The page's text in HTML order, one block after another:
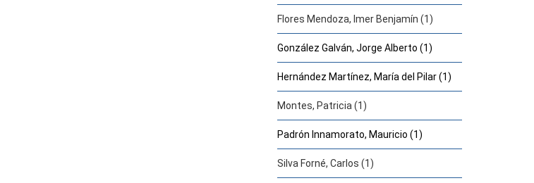
Flores Mendoza, Imer Benjamín (1)
González Galván, Jorge Alberto (1)
Hernández Martínez, María del Pilar (1)
Montes, Patricia (1)
Padrón Innamorato, Mauricio (1)
Silva Forné, Carlos (1)